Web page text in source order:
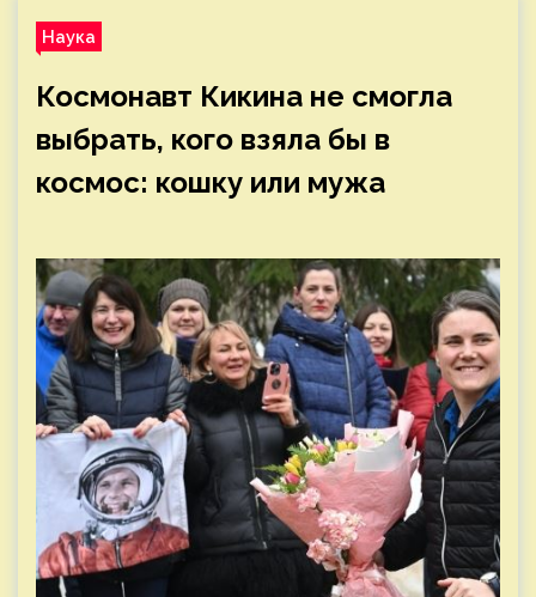
Наука
Космонавт Кикина не смогла
выбрать, кого взяла бы в
космос: кошку или мужа